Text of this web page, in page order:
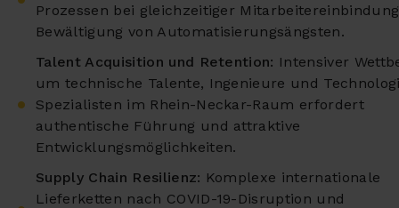
Prozessen bei gleichzeitiger
Bewältigung von Automatisierungsängsten.
Talent Acquisition und Retention: Intensiver
um technische Talente, Ingenieure und
Spezialisten im Rhein-Neckar-Raum erfordert
authentische Führung und attraktive
Entwicklungsmöglichkeiten.
Supply Chain Resilienz: Komplexe internationale
Lieferketten nach COVID-19-Disruption und